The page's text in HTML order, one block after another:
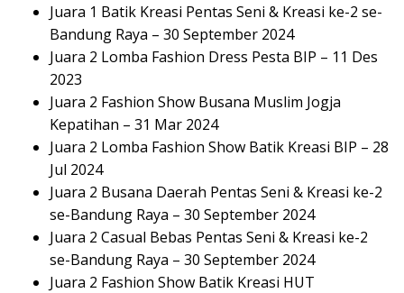
Juara 1 Batik Kreasi Pentas Seni & Kreasi ke-2 se-
Bandung Raya – 30 September 2024
Juara 2 Lomba Fashion Dress Pesta BIP – 11 Des
2023
Juara 2 Fashion Show Busana Muslim Jogja
Kepatihan – 31 Mar 2024
Juara 2 Lomba Fashion Show Batik Kreasi BIP – 28
Jul 2024
Juara 2 Busana Daerah Pentas Seni & Kreasi ke-2
se-Bandung Raya – 30 September 2024
Juara 2 Casual Bebas Pentas Seni & Kreasi ke-2
se-Bandung Raya – 30 September 2024
Juara 2 Fashion Show Batik Kreasi HUT